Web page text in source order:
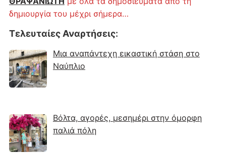
δημιουργία του μέχρι σήμερα…
Τελευταίες Αναρτήσεις:
Μια αναπάντεχη εικαστική στάση στο
Ναύπλιο
Βόλτα, αγορές, μεσημέρι στην όμορφη
παλιά πόλη